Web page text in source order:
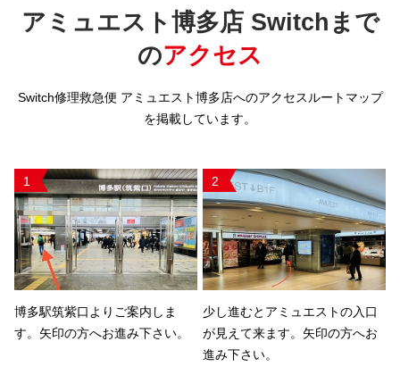
アミュエスト博多店 Switchまで
のアクセス
Switch修理救急便 アミュエスト博多店へのアクセスルートマップ
を掲載しています。
1
博多駅筑紫口よりご案内しま
す。矢印の方へお進み下さい。
2
少し進むとアミュエストの入口
が見えて来ます。矢印の方へお
進み下さい。